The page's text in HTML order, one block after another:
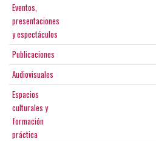
Eventos,
presentaciones
y espectáculos
Publicaciones
Audiovisuales
Espacios
culturales y
formación
práctica